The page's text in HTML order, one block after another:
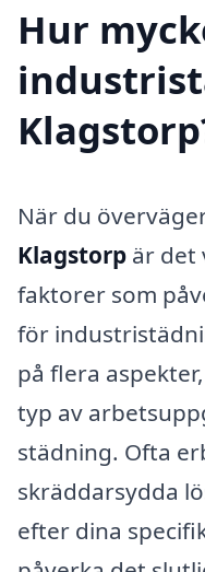
Hur
När du
Klagstorp är det
faktorer som
för
på flera
typ av
städning. Ofta
skräddarsydda
efter dina